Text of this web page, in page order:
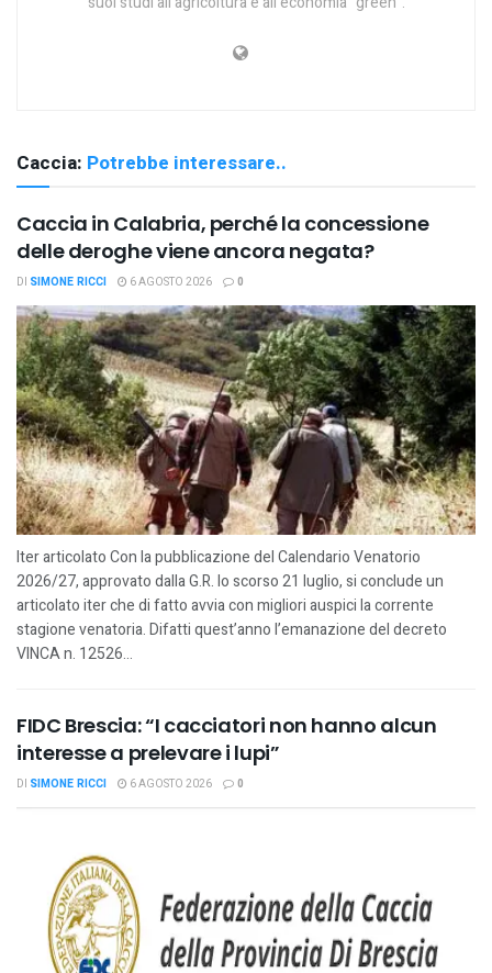
Caccia: Potrebbe interessare..
Caccia in Calabria, perché la concessione
delle deroghe viene ancora negata?
DI SIMONE RICCI 6 AGOSTO 2026 0
Iter articolato Con la pubblicazione del Calendario Venatorio
2026/27, approvato dalla G.R. lo scorso 21 luglio, si conclude un
articolato iter che di fatto avvia con migliori auspici la corrente
stagione venatoria. Difatti quest’anno l’emanazione del decreto
VINCA n. 12526...
FIDC Brescia: “I cacciatori non hanno alcun
interesse a prelevare i lupi”
DI SIMONE RICCI 6 AGOSTO 2026 0